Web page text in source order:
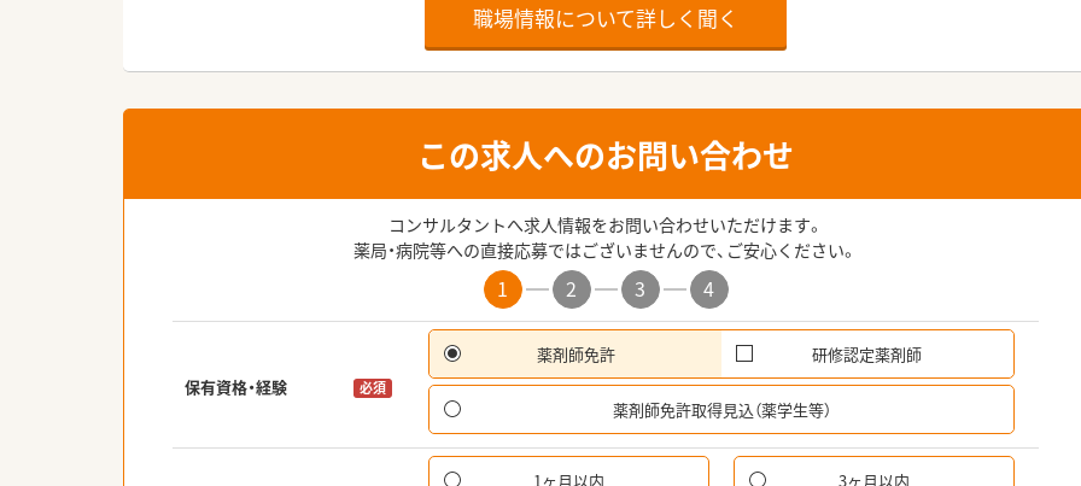
職場情報について詳しく聞く
この求人へのお問い合わせ
コンサルタントへ求人情報をお問い合わせいただけます。
薬局・病院等への直接応募ではございませんので、ご安心ください。
1 2 3 4
保有資格・経験 必須
薬剤師免許 研修認定薬剤師
薬剤師免許取得見込（薬学生等）
1ヶ月以内 3ヶ月以内